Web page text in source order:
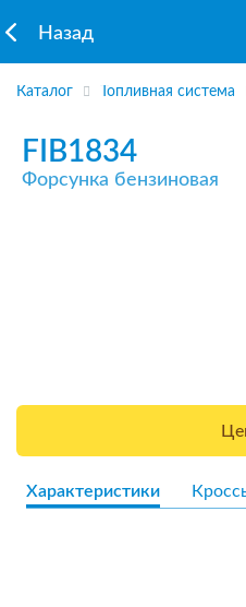
Назад
Каталог Топливная система
FIB1834
Форсунка бензиновая
Характеристики